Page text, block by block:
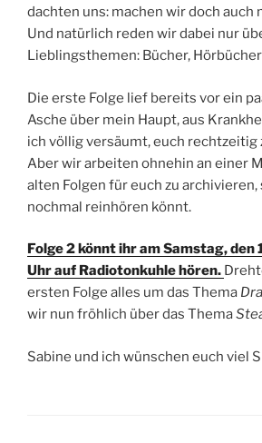
dachten uns: machen wir doch auch
Und natürlich reden wir dabei nur
Lieblingsthemen: Bücher,
Die erste Folge lief bereits vor ein
Asche über mein Haupt, aus
ich völlig versäumt, euch
Aber wir arbeiten ohnehin an einer
alten Folgen für euch zu archivieren,
nochmal reinhören könnt.
Folge 2 könnt ihr am Samstag, den
Uhr auf Radiotonkuhle hören.
ersten Folge alles um das Thema
wir nun fröhlich über das Thema
Sabine und ich wünschen euch viel